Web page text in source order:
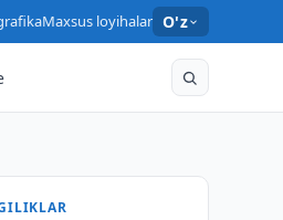
Maxsus loyihalar O'z